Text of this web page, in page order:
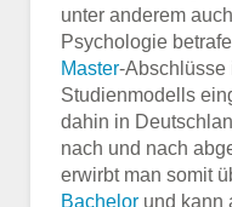
unter anderem
Psychologie
Master-Abschlüsse
Studienmodells
dahin in
nach und nach
erwirbt man somit
Bachelor und kann